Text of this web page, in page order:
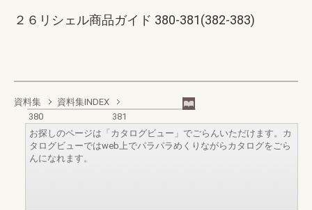
２６リシェル商品ガイド 380-381(382-383)
資料集
資料集INDEX
380
381
お探しのページは「カタログビュー」でごらんいただけます。カ
タログビューではweb上でパラパラめくりながらカタログをごら
んになれます。